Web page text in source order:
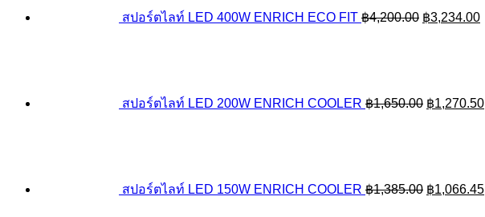
สปอร์ตไลท์ LED 400W ENRICH ECO FIT ฿4,200.00 ฿3,234.00
สปอร์ตไลท์ LED 200W ENRICH COOLER ฿1,650.00 ฿1,270.50
สปอร์ตไลท์ LED 150W ENRICH COOLER ฿1,385.00 ฿1,066.45